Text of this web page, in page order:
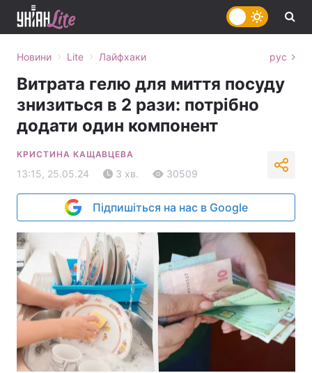
Новини › Lite › Лайфхаки рус
Витрата гелю для миття посуду
знизиться в 2 рази: потрібно
додати один компонент
КРИСТИНА КАЩАВЦЕВА
13:15, 25.05.24 3 хв. 30509
Підпишіться на нас в Google